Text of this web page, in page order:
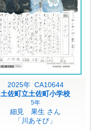
2025年 CA10644
土佐町立土佐町小学校
5年
細見 果生 さん
「川あそび」